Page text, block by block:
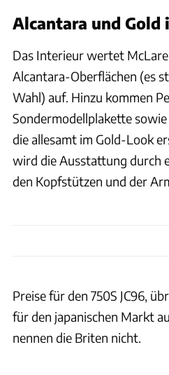
Alcantara und Gold
Das Interieur wertet
Alcantara-Oberflächen (es
Wahl) auf. Hinzu kommen
Sondermodellplakette
die allesamt im Gold-Look
wird die Ausstattung durch
den Kopfstützen und der
Preise für den 750S JC96,
für den japanischen Markt
nennen die Briten nicht.